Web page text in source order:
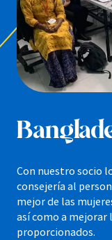
Con nuestro socio
consejería al
mejor de las
así como a mejorar
proporcionados.